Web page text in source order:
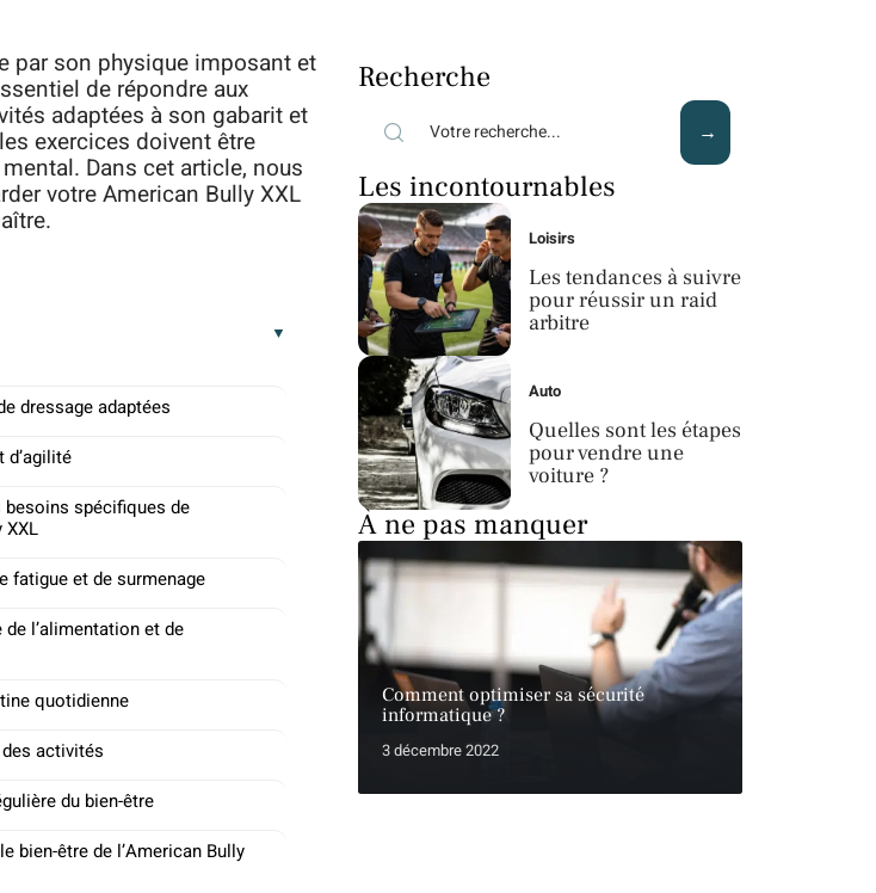
par son physique imposant et
de répondre aux
adaptées à son gabarit et
exercices doivent être
Dans cet article, nous
votre American Bully XXL
dressage adaptées
d’agilité
besoins spécifiques de
XXL
fatigue et de surmenage
de l’alimentation et de
quotidienne
activités
du bien-être
bien-être de l’American Bully
Recherche
Les incontournables
Loisirs
Les tendances à suivre
pour réussir un raid
arbitre
Auto
Quelles sont les étapes
pour vendre une
voiture ?
À ne pas manquer
Comment optimiser sa sécurité
informatique ?
3 décembre 2022